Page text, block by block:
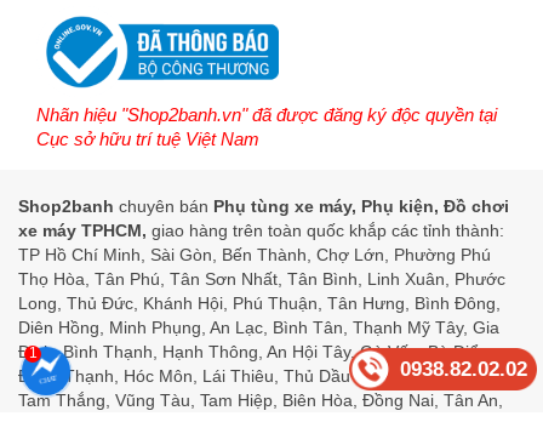
Nhãn hiệu "Shop2banh.vn" đã được đăng ký độc quyền tại
Cục sở hữu trí tuệ Việt Nam
Shop2banh chuyên bán Phụ tùng xe máy, Phụ kiện, Đồ chơi
xe máy TPHCM, giao hàng trên toàn quốc khắp các tỉnh thành:
TP Hồ Chí Minh, Sài Gòn, Bến Thành, Chợ Lớn, Phường Phú
Thọ Hòa, Tân Phú, Tân Sơn Nhất, Tân Bình, Linh Xuân, Phước
Long, Thủ Đức, Khánh Hội, Phú Thuận, Tân Hưng, Bình Đông,
Diên Hồng, Minh Phụng, An Lạc, Bình Tân, Thạnh Mỹ Tây, Gia
Định, Bình Thạnh, Hạnh Thông, An Hội Tây, Gò Vấp, Bà Điểm,
Đông Thạnh, Hóc Môn, Lái Thiêu, Thủ Dầu Một, Bình Dương,
Tam Thắng, Vũng Tàu, Tam Hiệp, Biên Hòa, Đồng Nai, Tân An,
0938.82.02.02
1